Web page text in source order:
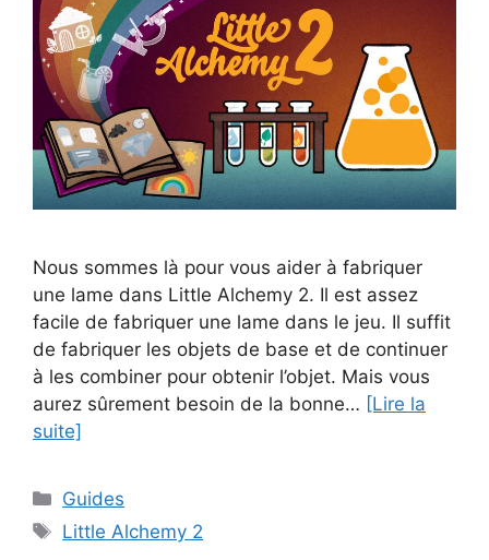
Nous sommes là pour vous aider à fabriquer
une lame dans Little Alchemy 2. Il est assez
facile de fabriquer une lame dans le jeu. Il suffit
de fabriquer les objets de base et de continuer
à les combiner pour obtenir l’objet. Mais vous
aurez sûrement besoin de la bonne… [Lire la
suite]
Catégories
Guides
Étiquettes
Little Alchemy 2